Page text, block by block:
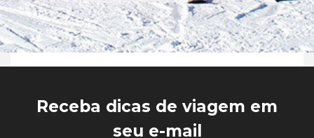
Receba dicas de viagem em
seu e-mail